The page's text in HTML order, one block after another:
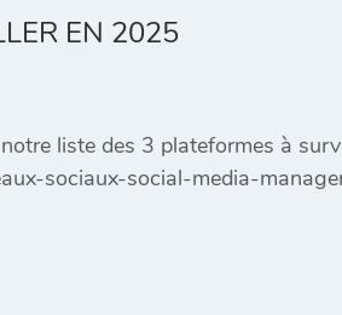
EN 2025
liste des 3 plateformes à
sociaux-social-media-